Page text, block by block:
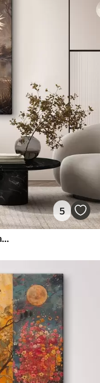
5
Kaks suurt halli, pikkade kaelade ja tiibadega kraanat, mis seisavad puudest ümbritsetud udujärves